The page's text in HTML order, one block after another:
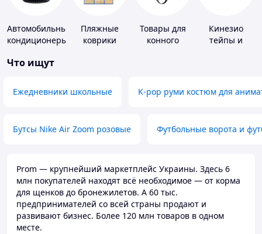
Автомобильные
кондиционеры
Пляжные
коврики
Товары для
конного
Кинезио
тейпы и
Что ищут
Ежедневники школьные K-pop руми костюм для
Бутсы Nike Air Zoom розовые Футбольные ворота и
Prom — крупнейший маркетплейс Украины. Здесь 6
млн покупателей находят всё необходимое — от корма
для щенков до бронежилетов. А 60 тыс.
предпринимателей со всей страны продают и
развивают бизнес. Более 120 млн товаров в одном
месте.